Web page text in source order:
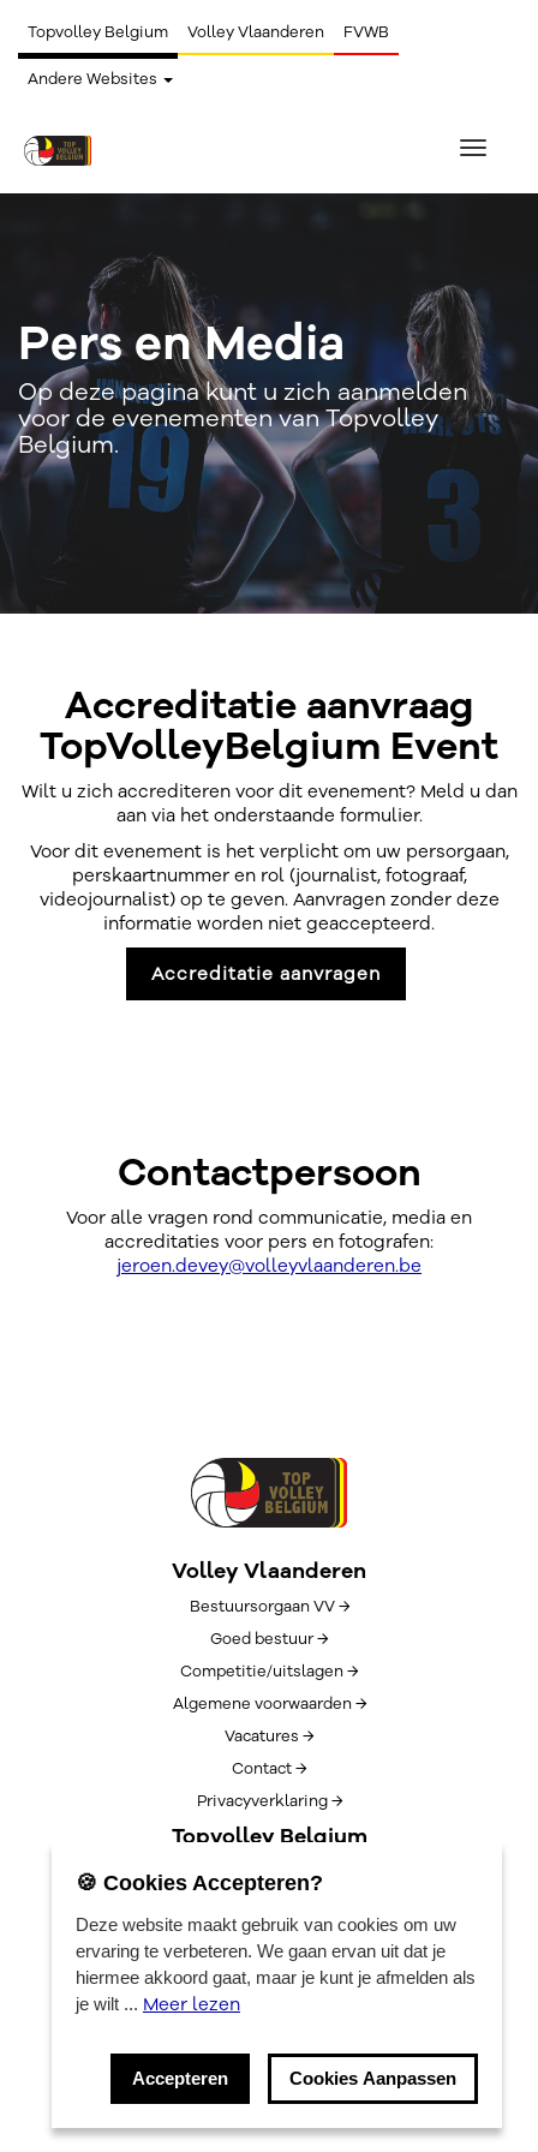
Topvolley Belgium Volley Vlaanderen FVWB
Andere Websites
Toggle
Pers en Media
Op deze pagina kunt u zich aanmelden
voor de evenementen van Topvolley
Belgium.
Accreditatie aanvraag
TopVolleyBelgium Event
Wilt u zich accrediteren voor dit evenement? Meld u dan
aan via het onderstaande formulier.
Voor dit evenement is het verplicht om uw persorgaan,
perskaartnummer en rol (journalist, fotograaf,
videojournalist) op te geven. Aanvragen zonder deze
informatie worden niet geaccepteerd.
Accreditatie aanvragen
Contactpersoon
Voor alle vragen rond communicatie, media en
accreditaties voor pers en fotografen:
jeroen.devey@volleyvlaanderen.be
Volley Vlaanderen
Bestuursorgaan VV →
Goed bestuur →
Competitie/uitslagen →
Algemene voorwaarden →
Vacatures →
Contact →
Privacyverklaring →
Topvolley Belgium
Over TopVolleyBelgium →
Lotto Cup Finals →
EuroVolleyCenter
Boekingen →
🍪 Cookies Accepteren?
Deze website maakt gebruik van cookies om uw
ervaring te verbeteren. We gaan ervan uit dat je
hiermee akkoord gaat, maar je kunt je afmelden als
je wilt ... Meer lezen
Accepteren Cookies Aanpassen